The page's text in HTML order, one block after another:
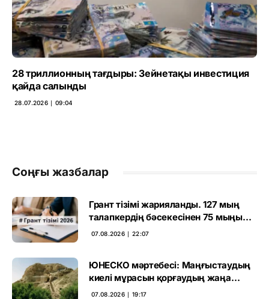
28 триллионның тағдыры: Зейнетақы инвестиция
қайда салынды
28.07.2026 ∣ 09:04
Соңғы жазбалар
Грант тізімі жарияланды. 127 мың
талапкердің бәсекесінен 75 мыңы
өтті
07.08.2026 ∣ 22:07
ЮНЕСКО мәртебесі: Маңғыстаудың
киелі мұрасын қорғаудың жаңа
кезеңі басталды
07.08.2026 ∣ 19:17